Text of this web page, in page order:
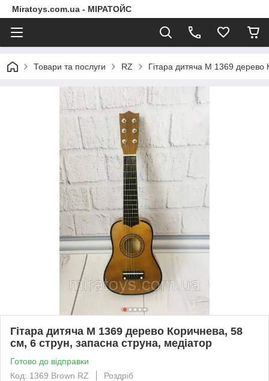
Miratoys.com.ua - МІРАТОЙС
Товари та послуги RZ Гітара дитяча M 1369
Гітара дитяча M 1369 дерево Коричнева, 58
см, 6 струн, запасна струна, медіатор
Готово до відправки
Код: 1369 Brown RZ
Роздріб